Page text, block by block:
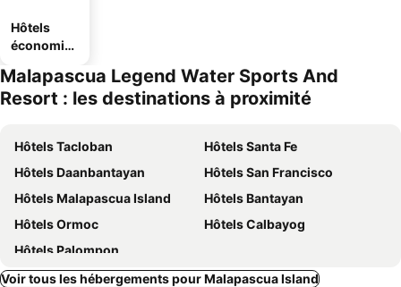
Hôtels
économiq
Malapascua Legend Water Sports And
Resort : les destinations à proximité
Hôtels Tacloban
Hôtels Santa Fe
Hôtels Daanbantayan
Hôtels San Francisco
Hôtels Malapascua Island
Hôtels Bantayan
Hôtels Ormoc
Hôtels Calbayog
Hôtels Palompon
Voir tous les hébergements pour Malapascua Island